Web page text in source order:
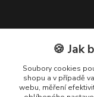
Kontakt
Pavel Šedivý
+420 602 148
🍪 Jak
Soubory cookies
shopu a v případě
webu, měření